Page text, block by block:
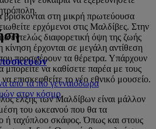
στη μικρή πρωτεύουσα
ερχόμενοι στις Μαλδίβες. Στην
εντελώς διαφορετική όψη της ζωής
έρχονται σε μεγάλη αντίθεση
προσφέρουν τα θέρετρα. Υπάρχουν
μπορείτε να καθίσετε παρέα με τους
επισκεφθείτε το νέο εθνικό μουσείο.
έλξης των Μαλδίβων είναι μάλλον
του ωκεανού που θα τα
ή ταχύπλοο σκάφος. Όπως και στους
από τα πιο γενναιόδωρα
στον κόσμο